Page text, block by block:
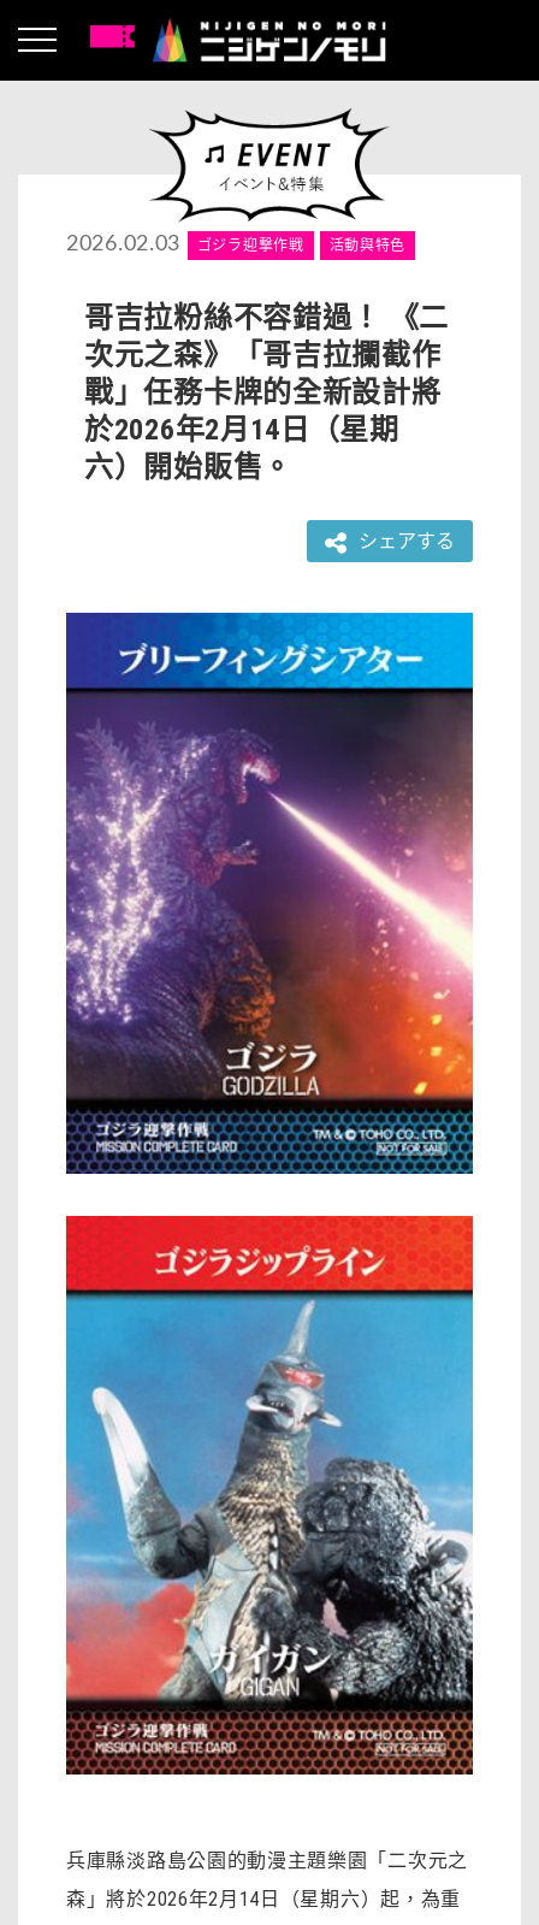
2026.02.03 ゴジラ迎撃作戦 活動與特色
哥吉拉粉絲不容錯過！ 《二
次元之森》「哥吉拉攔截作
戰」任務卡牌的全新設計將
於2026年2月14日（星期
六）開始販售。
シェアする
兵庫縣淡路島公園的動漫主題樂園「二次元之
森」將於2026年2月14日（星期六）起，為重